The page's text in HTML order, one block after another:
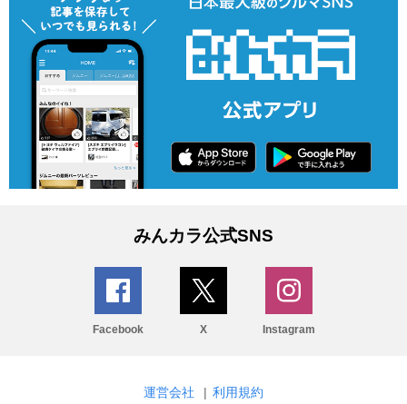
みんカラ公式SNS
Facebook X Instagram
運営会社 | 利用規約